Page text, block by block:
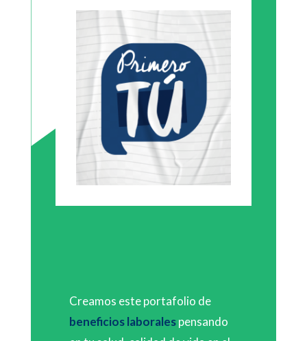
Creamos este portafolio de
beneficios laboralespensando